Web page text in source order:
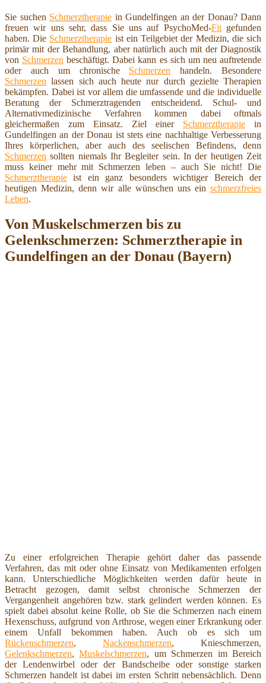
Sie suchen Schmerztherapie in Gundelfingen an der Donau? Dann
freuen wir uns sehr, dass Sie uns auf PsychoMed-Fitgefunden
haben. Die Schmerztherapie ist ein Teilgebiet der Medizin, die sich
primär mit der Behandlung, aber natürlich auch mit der Diagnostik
von Schmerzen beschäftigt. Dabei kann es sich um neu auftretende
oder auch um chronische Schmerzen handeln. Besondere
Schmerzen lassen sich auch heute nur durch gezielte Therapien
bekämpfen. Dabei ist vor allem die umfassende und die individuelle
Beratung der Schmerztragenden entscheidend. Schul- und
Alternativmedizinische Verfahren kommen dabei oftmals
gleichermaßen zum Einsatz. Ziel einer Schmerztherapie in
Gundelfingen an der Donau ist stets eine nachhaltige Verbesserung
Ihres körperlichen, aber auch des seelischen Befindens, denn
Schmerzen sollten niemals Ihr Begleiter sein. In der heutigen Zeit
muss keiner mehr mit Schmerzen leben – auch Sie nicht! Die
Schmerztherapie ist ein ganz besonders wichtiger Bereich der
heutigen Medizin, denn wir alle wünschen uns ein schmerzfreies
Leben.
Von Muskelschmerzen bis zu
Gelenkschmerzen: Schmerztherapie in
Gundelfingen an der Donau (Bayern)
Zu einer erfolgreichen Therapie gehört daher das passende
Verfahren, das mit oder ohne Einsatz von Medikamenten erfolgen
kann. Unterschiedliche Möglichkeiten werden dafür heute in
Betracht gezogen, damit selbst chronische Schmerzen der
Vergangenheit angehören bzw. stark gelindert werden können. Es
spielt dabei absolut keine Rolle, ob Sie die Schmerzen nach einem
Hexenschuss, aufgrund von Arthrose, wegen einer Erkrankung oder
einem Unfall bekommen haben. Auch ob es sich um
Rückenschmerzen, Nackenschmerzen, Knieschmerzen,
Gelenkschmerzen,Muskelschmerzen, um Schmerzen im Bereich
der Lendenwirbel oder der Bandscheibe oder sonstige starken
Schmerzen handelt ist dabei im ersten Schritt nebensächlich. Denn